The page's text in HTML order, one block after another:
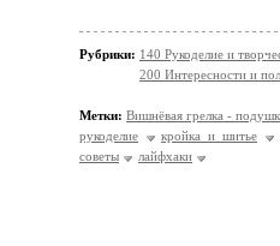
Рубрики: 140 Рукоделие и
200 Интересности и
Метки: Вишнёвая грелка -
рукоделие
кройка и шитье
советы
лайфхаки